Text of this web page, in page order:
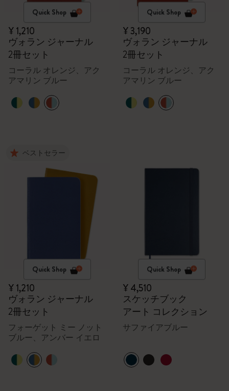
Quick Shop
¥ 1,210
ヴォラン ジャーナル
2冊セット
コーラル オレンジ、アク
アマリン ブルー
Quick Shop
¥ 3,190
ヴォラン ジャーナル
2冊セット
コーラル オレンジ、アク
アマリン ブルー
ベストセラー
Quick Shop
¥ 1,210
ヴォラン ジャーナル
2冊セット
フォーゲット ミー ノット
ブルー、アンバー イエロ
Quick Shop
¥ 4,510
スケッチブック
アート コレクション
サファイアブルー